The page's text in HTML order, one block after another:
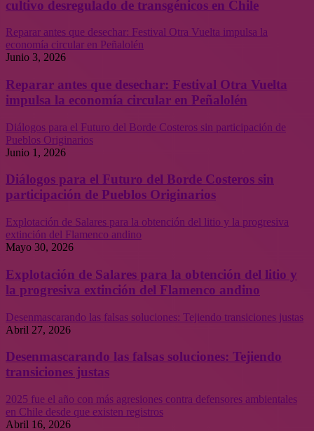
cultivo desregulado de transgénicos en Chile
Reparar antes que desechar: Festival Otra Vuelta impulsa la
economía circular en Peñalolén
Junio 3, 2026
Reparar antes que desechar: Festival Otra Vuelta
impulsa la economía circular en Peñalolén
Diálogos para el Futuro del Borde Costeros sin participación de
Pueblos Originarios
Junio 1, 2026
Diálogos para el Futuro del Borde Costeros sin
participación de Pueblos Originarios
Explotación de Salares para la obtención del litio y la progresiva
extinción del Flamenco andino
Mayo 30, 2026
Explotación de Salares para la obtención del litio y
la progresiva extinción del Flamenco andino
Desenmascarando las falsas soluciones: Tejiendo transiciones justas
Abril 27, 2026
Desenmascarando las falsas soluciones: Tejiendo
transiciones justas
2025 fue el año con más agresiones contra defensores ambientales
en Chile desde que existen registros
Abril 16, 2026